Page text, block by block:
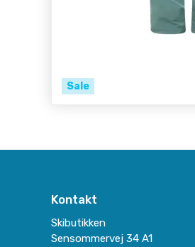
Sale
Kontakt
Skibutikken
Sensommervej 34 A1